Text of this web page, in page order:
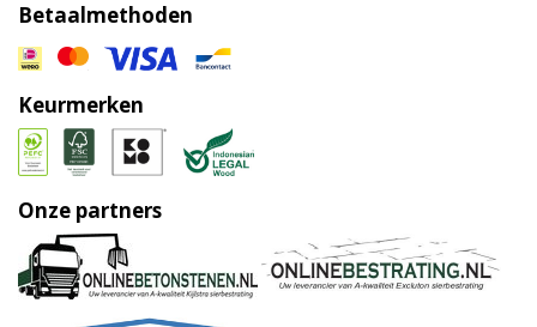
Betaalmethoden
Keurmerken
Onze partners